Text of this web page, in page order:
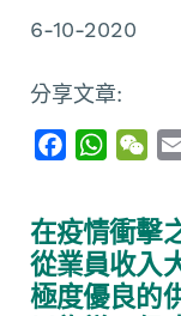
6-10-2020
分享文章:
e
b
o
W
t
s
A
W
h
a
t
在疫情衝擊
從業員收入
極度優良的